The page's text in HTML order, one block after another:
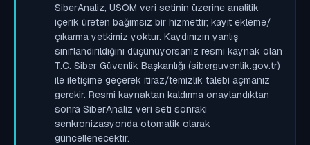
SiberAnaliz, USOM veri setinin üzerine analitik
içerik üreten bağımsız bir hizmettir; kayıt ekleme/
çıkarma yetkimiz yoktur. Kaydınızın yanlış
sınıflandırıldığını düşünüyorsanız resmi kaynak olan
T.C. Siber Güvenlik Başkanlığı (siberguvenlik.gov.tr)
ile iletişime geçerek itiraz/temizlik talebi açmanız
gerekir. Resmi kaynaktan kaldırma onaylandıktan
sonra SiberAnaliz veri seti sonraki
senkronizasyonda otomatik olarak
güncellenecektir.